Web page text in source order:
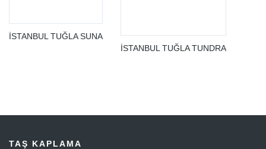
İSTANBUL TUĞLA SUNA
İSTANBUL TUĞLA TUNDRA
TAŞ KAPLAMA